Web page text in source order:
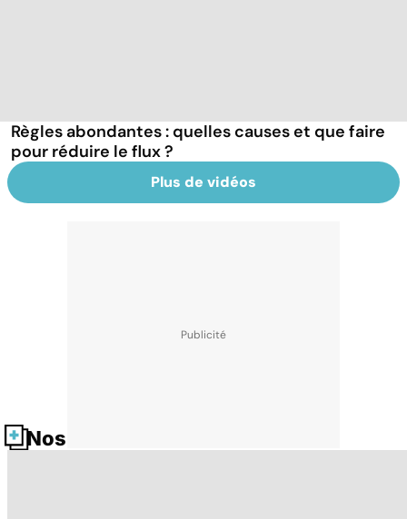
Règles abondantes : quelles causes et que faire
pour réduire le flux ?
Plus de vidéos
Nos fiches santé